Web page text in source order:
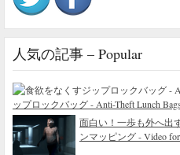
人気の記事 – Popular
ップロックバッグ - Anti-Theft Lunch
面白い！一歩も外へ出
ンマッピング - Video